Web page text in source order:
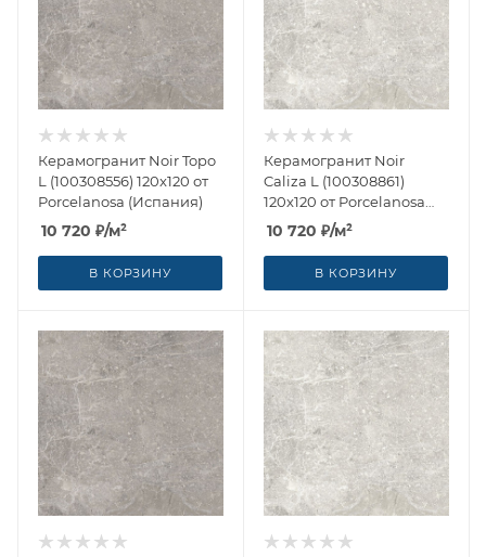
Керамогранит Noir Topo
L (100308556) 120x120 от
Porcelanosa (Испания)
10 720 ₽/м²
В КОРЗИНУ
Керамогранит Noir
Caliza L (100308861)
120x120 от Porcelanosa
(Испания)
10 720 ₽/м²
В КОРЗИНУ